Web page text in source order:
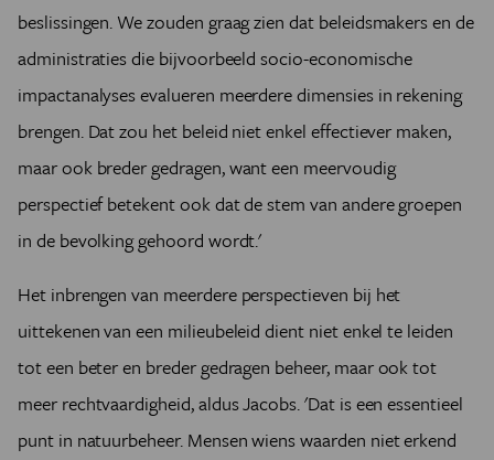
beslissingen. We zouden graag zien dat beleidsmakers en de
administraties die bijvoorbeeld socio-economische
impactanalyses evalueren meerdere dimensies in rekening
brengen. Dat zou het beleid niet enkel effectiever maken,
maar ook breder gedragen, want een meervoudig
perspectief betekent ook dat de stem van andere groepen
in de bevolking gehoord wordt.'
Het inbrengen van meerdere perspectieven bij het
uittekenen van een milieubeleid dient niet enkel te leiden
tot een beter en breder gedragen beheer, maar ook tot
meer rechtvaardigheid, aldus Jacobs. 'Dat is een essentieel
punt in natuurbeheer. Mensen wiens waarden niet erkend